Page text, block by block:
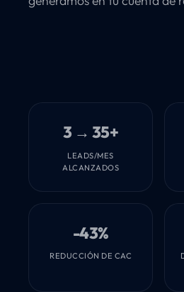
3 → 35+
LEADS/MES
ALCANZADOS
-43%
REDUCCIÓN DE CAC